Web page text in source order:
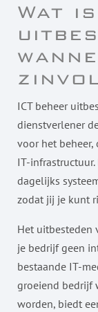
Wat
ICT beheer
dienstverlener
voor het
IT-
dagelijks
zodat jij je kunt
Het uitbesteden
je bedrijf geen
bestaande IT-
groeiend bedrijf
worden, biedt